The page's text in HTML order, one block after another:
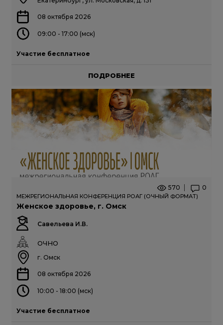
08 октября 2026
09:00 - 17:00 (мск)
Участие бесплатное
ПОДРОБНЕЕ
570 0
МЕЖРЕГИОНАЛЬНАЯ КОНФЕРЕНЦИЯ РОАГ (ОЧНЫЙ ФОРМАТ)
Женское здоровье, г. Омск
Савельева И.В.
ОЧНО
г. Омск
08 октября 2026
10:00 - 18:00 (мск)
Участие бесплатное